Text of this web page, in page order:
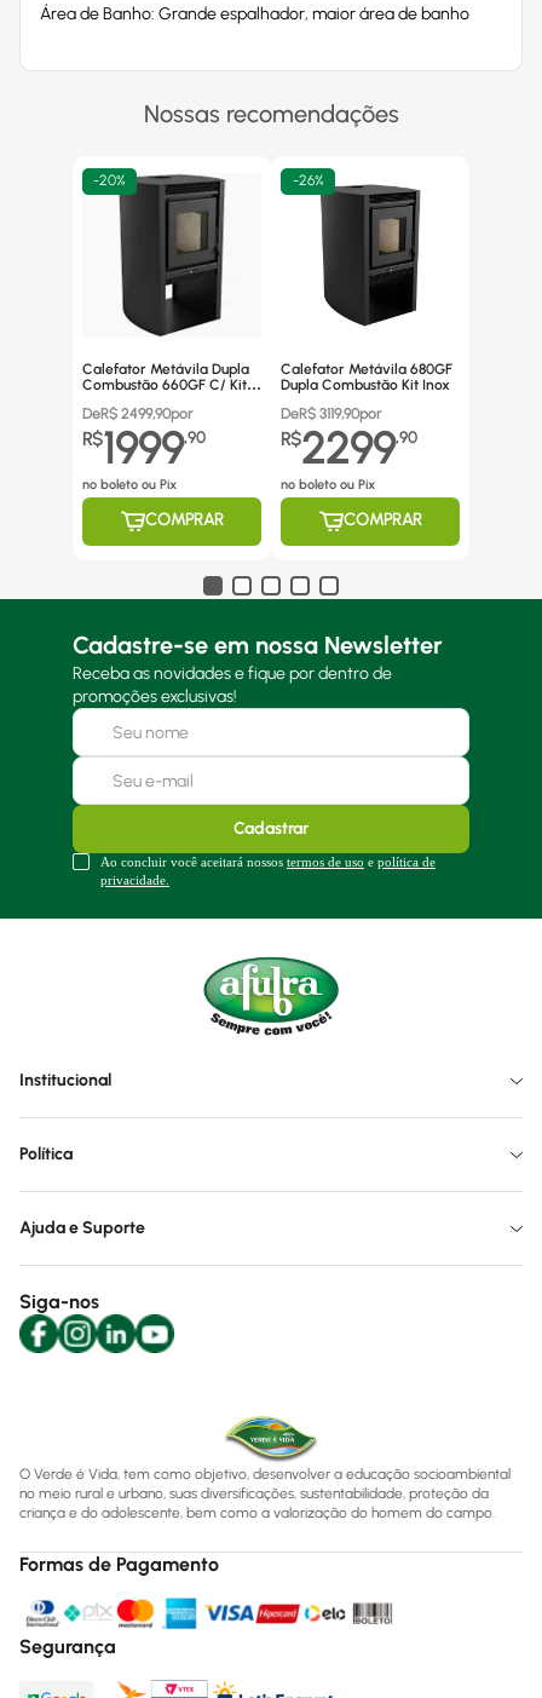
Área de Banho: Grande espalhador, maior área de banho
Nossas recomendações
-20%
Calefator Metávila Dupla
Combustão 660GF C/ Kit
DeR$ 2499,90por
R$1999,90
no boleto ou Pix
COMPRAR
-26%
Calefator Metávila 680GF
Dupla Combustão Kit Inox
DeR$ 3119,90por
R$2299,90
no boleto ou Pix
COMPRAR
Cadastre-se em nossa Newsletter
Receba as novidades e fique por dentro de
promoções exclusivas!
Cadastrar
Ao concluir você aceitará nossos termos de uso e política de
privacidade.
Institucional
Política
Ajuda e Suporte
Siga-nos
O Verde é Vida, tem como objetivo, desenvolver a educação socioambiental
no meio rural e urbano, suas diversificações, sustentabilidade, proteção da
criança e do adolescente, bem como a valorização do homem do campo.
Formas de Pagamento
Segurança